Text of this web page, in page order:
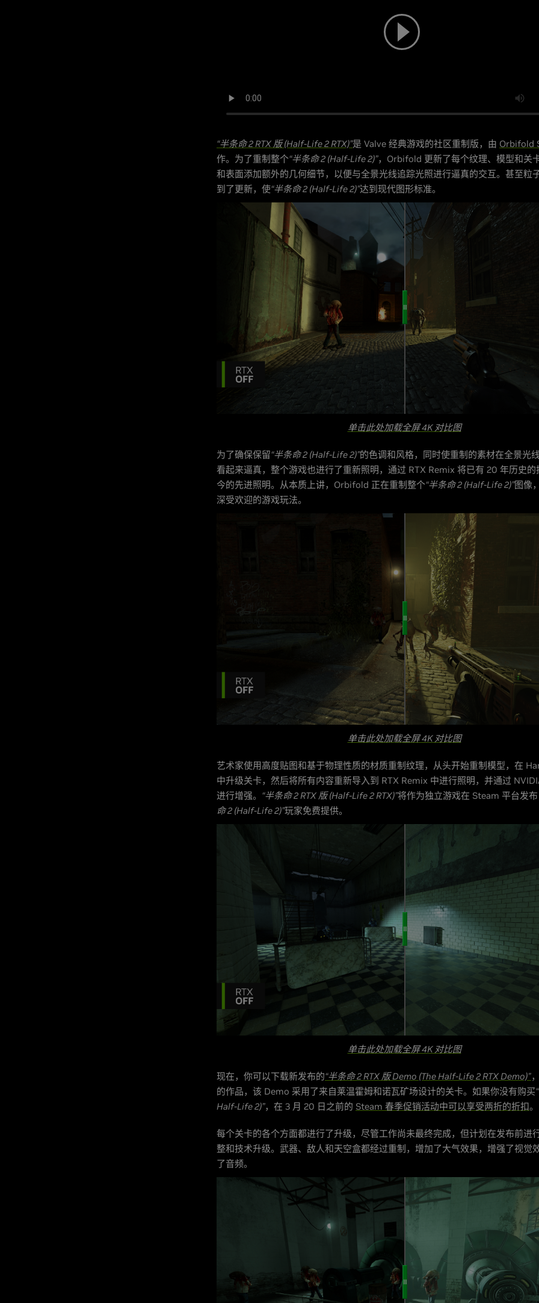
“半条命 2 RTX 版 (Half-Life 2 RTX)”是 Valve 经典游戏的社区重制版，由 Orbifold
作。为了重制整个“半条命 2 (Half-Life 2)”，Orbifold 更新了每个纹理、模型和关
和表面添加额外的几何细节，以便与全景光线追踪光照进行逼真的交互。甚至粒
到了更新，使“半条命 2 (Half-Life 2)”达到现代图形标准。
单击此处加载全屏 4K 对比图
为了确保保留“半条命 2 (Half-Life 2)”的色调和风格，同时使重制的素材在全景光
看起来逼真，整个游戏也进行了重新照明，通过 RTX Remix 将已有 20 年历史的
今的先进照明。从本质上讲，Orbifold 正在重制整个“半条命 2 (Half-Life 2)”图像
深受欢迎的游戏玩法。
单击此处加载全屏 4K 对比图
艺术家使用高度贴图和基于物理性质的材质重制纹理，从头开始重制模型，在
中升级关卡，然后将所有内容重新导入到 RTX Remix 中进行照明，并通过
进行增强。 “半条命 2 RTX 版 (Half-Life 2 RTX)”将作为独立游戏在 Steam 平台发
命 2 (Half-Life 2)”玩家免费提供。
单击此处加载全屏 4K 对比图
现在，你可以下载新发布的“半条命 2 RTX 版 Demo (The Half-Life 2 RTX Demo)"
的作品，该 Demo 采用了来自莱温霍姆和诺瓦矿场设计的关卡。如果你没有购买
Half-Life 2)”，在 3 月 20 日之前的 Steam 春季促销活动中可以享受两折的折扣。
每个关卡的各个方面都进行了升级，尽管工作尚未最终完成，但计划在发布前进
整和技术升级。武器、敌人和天空盒都经过重制，增加了大气效果，增强了视觉
了音频。